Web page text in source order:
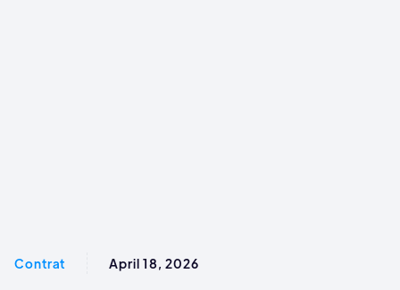
Contrat April 18, 2026